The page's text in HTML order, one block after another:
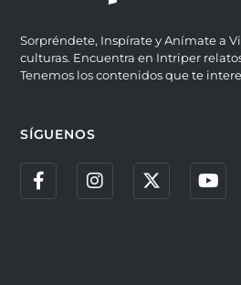
Sorpréndete, Inspírate y Anímate a
culturas. Encuentra en Intriper
Tenemos los contenidos que te
SÍGUENOS